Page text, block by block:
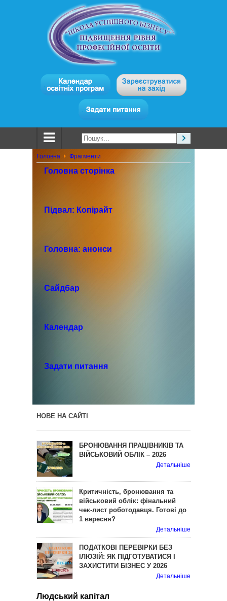
Головна Фрагменти
Головна сторінка
Підвал: Копірайт
Головна: анонси
Сайдбар
Календар
Задати питання
НОВЕ НА САЙТІ
БРОНЮВАННЯ ПРАЦІВНИКІВ ТА
ВІЙСЬКОВИЙ ОБЛІК – 2026
Детальніше
Критичність, бронювання та
військовий облік: фінальний
чек-лист роботодавця. Готові до
1 вересня?
Детальніше
ПОДАТКОВІ ПЕРЕВІРКИ БЕЗ
ІЛЮЗІЙ: ЯК ПІДГОТУВАТИСЯ І
ЗАХИСТИТИ БІЗНЕС У 2026
Детальніше
Людський капітал